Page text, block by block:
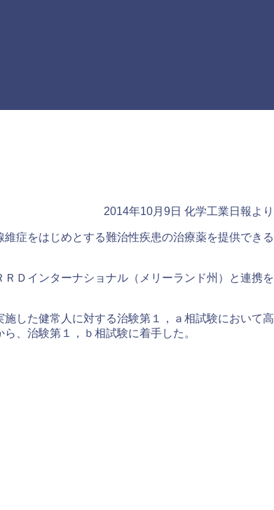
2014年10月9日 化学工業日報より
症をはじめとする難治性疾患の治療薬を提供できる
Ｄインターナショナル（メリーランド州）と連携を
した健常人に対する治験第１，ａ相試験において高
、治験第１，ｂ相試験に着手した。